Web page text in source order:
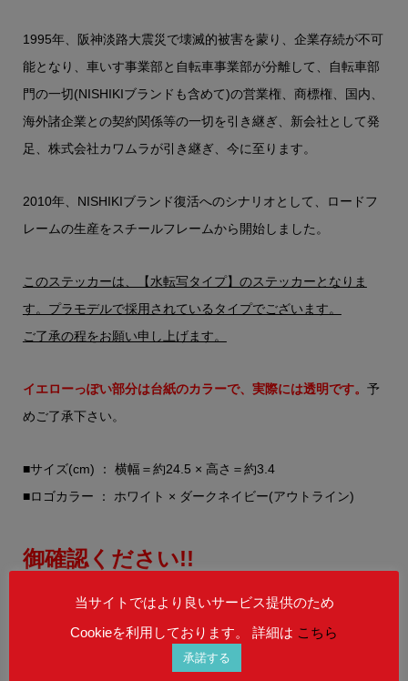
1995年、阪神淡路大震災で壊滅的被害を蒙り、企業存続が不可
能となり、車いす事業部と自転車事業部が分離して、自転車部
門の一切(NISHIKIブランドも含めて)の営業権、商標権、国内、
海外諸企業との契約関係等の一切を引き継ぎ、新会社として発
足、株式会社カワムラが引き継ぎ、今に至ります。
2010年、NISHIKIブランド復活へのシナリオとして、ロードフ
レームの生産をスチールフレームから開始しました。
このステッカーは、【水転写タイプ】のステッカーとなりま
す。プラモデルで採用されているタイプでございます。
ご了承の程をお願い申し上げます。
イエローっぽい部分は台紙のカラーで、実際には透明です。 予
めご了承下さい。
■サイズ(cm) ： 横幅＝約24.5 × 高さ＝約3.4
■ロゴカラー ： ホワイト × ダークネイビー(アウトライン)
御確認ください!!
ご覧の商品は、弊社に在庫がある即納商品です。
当サイトではより良いサービス提供のため
Cookieを利用しております。 詳細は こちら
承諾する